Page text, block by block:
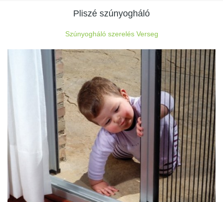
Pliszé szúnyogháló
Szúnyogháló szerelés Verseg